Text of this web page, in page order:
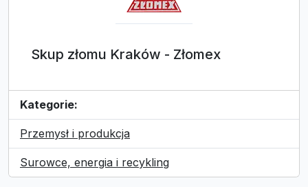
Skup złomu Kraków - Złomex
Kategorie:
Przemysł i produkcja
Surowce, energia i recykling